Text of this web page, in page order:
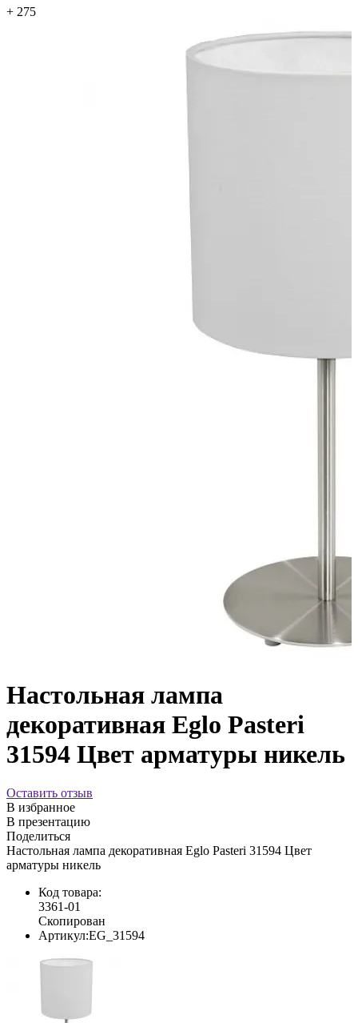
+ 275
Настольная лампа
декоративная Eglo Pasteri
31594 Цвет арматуры никель
Оставить отзыв
В избранное
В презентацию
Поделиться
Настольная лампа декоративная Eglo Pasteri 31594 Цвет
арматуры никель
Код товара:
3361-01
Скопирован
Артикул:EG_31594